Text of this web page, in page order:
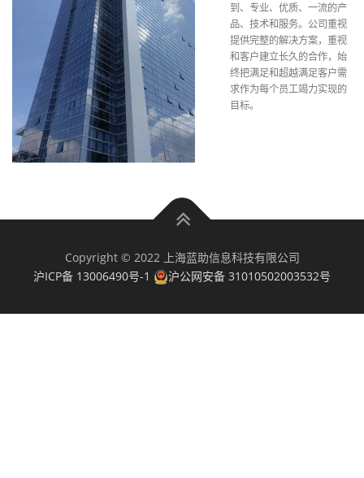
到、专业、优质、一流的产
品、技术和服务。公司重视
提供完整的解决方案，重视
和客户建立长久的合作，始
终把满足和超越满足客户需
求作为每个员工竭力实现的
目标。
Copyright © 2022 上海蓝助信息科技有限公司
沪ICP备 13006490号-1
沪公网安备 31010502003532号